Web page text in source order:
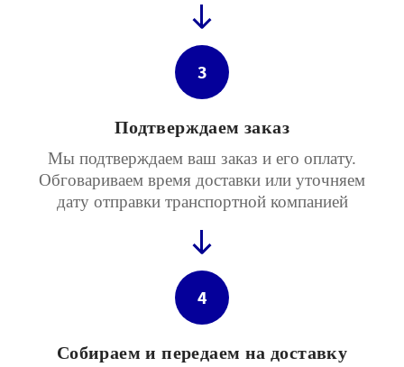
3
Подтверждаем заказ
Мы подтверждаем ваш заказ и его оплату.
Обговариваем время доставки или уточняем
дату отправки транспортной компанией
4
Собираем и передаем на доставку